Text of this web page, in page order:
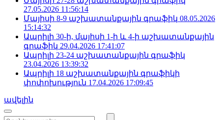
27.05.2026 11:56:14
Մայիսի 8-9 աշխատանքային գրաֆիկ 08.05.2026
15:14:32
Ապրիլի 30-ի, մայիսի 1-ի և 4-ի աշխատանքային
գրաֆիկ 29.04.2026 17:41:07
Ապրիլի 23-24 աշխատանքային գրաֆիկ
23.04.2026 13:39:32
Ապրիլի 18 աշխատանքային գրաֆիկի
փոփոխություն 17.04.2026 17:09:45
ավելին